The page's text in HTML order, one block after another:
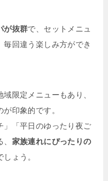
が抜群で、セットメニュ
回違う楽しみ方ができ
限定メニューもあり、
印象的です。
」「平日のゆったり夜ご
家族連れにぴったりの
しょう。